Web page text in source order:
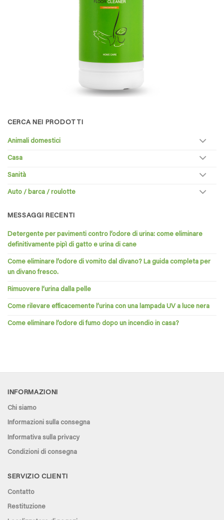
CERCA NEI PRODOTTI
Animali domestici
Casa
Sanità
Auto / barca / roulotte
MESSAGGI RECENTI
Detergente per pavimenti contro l’odore di urina: come eliminare
definitivamente pipì di gatto e urina di cane
Come eliminare l’odore di vomito dal divano? La guida completa per
un divano fresco.
Rimuovere l’urina dalla pelle
Come rilevare efficacemente l’urina con una lampada UV a luce nera
Come eliminare l’odore di fumo dopo un incendio in casa?
INFORMAZIONI
Chi siamo
Informazioni sulla consegna
Informativa sulla privacy
Condizioni di consegna
SERVIZIO CLIENTI
Contatto
Restituzione